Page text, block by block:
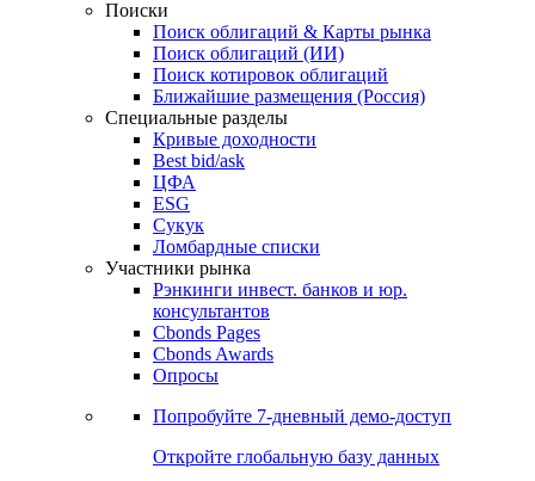
ежеквартальный аналитический журнал
Облигации
Поиски
Поиск облигаций & Карты рынка
Поиск облигаций (ИИ)
Поиск котировок облигаций
Ближайшие размещения (Россия)
Специальные разделы
Кривые доходности
Best bid/ask
ЦФА
ESG
Сукук
Ломбардные списки
Участники рынка
Рэнкинги инвест. банков и юр.
Cbonds Pages
Опросы